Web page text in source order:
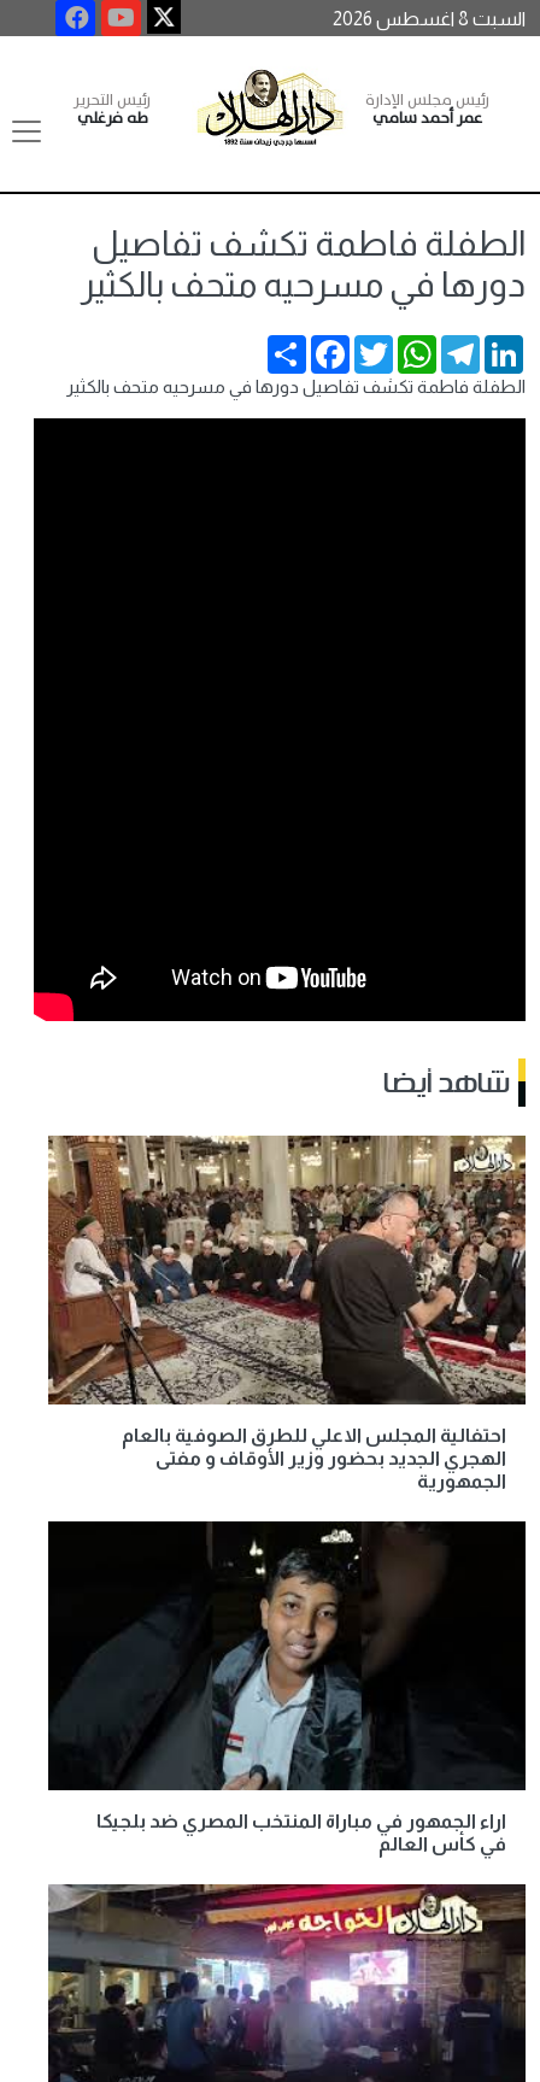
السبت 8 اغسطس 2026
رئيس مجلس الإدارة
عمر أحمد سامي
رئيس التحرير
طه فرغلي
الطفلة فاطمة تكشف تفاصيل
دورها في مسرحيه متحف بالكثير
Share
FacebookTwitter
WhatsAppTelegramLinkedIn
الطفلة فاطمة تكشف تفاصيل دورها في مسرحيه متحف بالكثير
شاهد أيضا
احتفالية المجلس الاعلي للطرق الصوفية بالعام
الهجري الجديد بحضور وزير الأوقاف و مفتى
الجمهورية
اراء الجمهور في مباراة المنتخب المصري ضد بلجيكا
في كأس العالم